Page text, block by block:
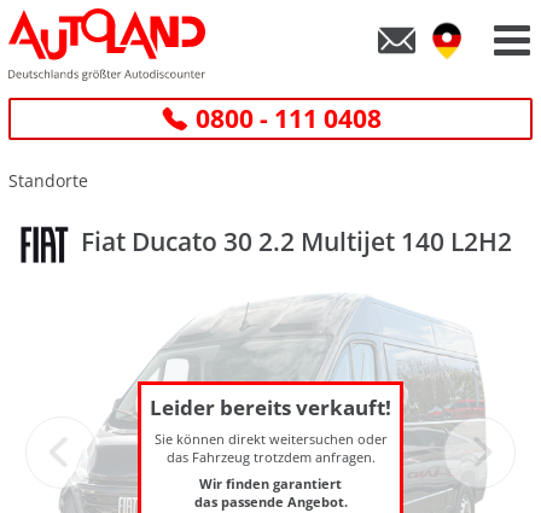
0800 - 111 0408
Standorte
Fiat Ducato 30 2.2 Multijet 140 L2H2
Leider bereits verkauft!
Sie können direkt weitersuchen oder
das Fahrzeug trotzdem anfragen.
Wir finden garantiert
das passende Angebot.